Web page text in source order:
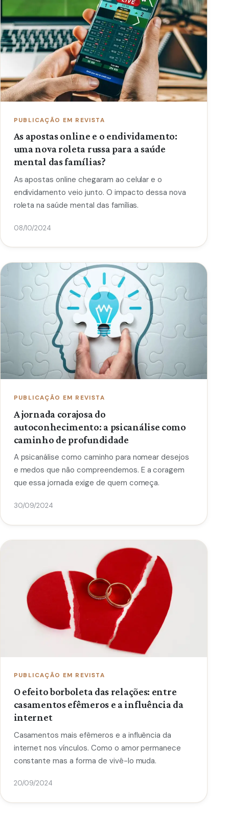
PUBLICAÇÃO EM REVISTA
As apostas online e o endividamento:
uma nova roleta russa para a saúde
mental das famílias?
As apostas online chegaram ao celular e o
endividamento veio junto. O impacto dessa nova
roleta na saúde mental das famílias.
08/10/2024
PUBLICAÇÃO EM REVISTA
A jornada corajosa do
autoconhecimento: a psicanálise como
caminho de profundidade
A psicanálise como caminho para nomear desejos
e medos que não compreendemos. E a coragem
que essa jornada exige de quem começa.
30/09/2024
PUBLICAÇÃO EM REVISTA
O efeito borboleta das relações: entre
casamentos efêmeros e a influência da
internet
Casamentos mais efêmeros e a influência da
internet nos vínculos. Como o amor permanece
constante mas a forma de vivê-lo muda.
20/09/2024